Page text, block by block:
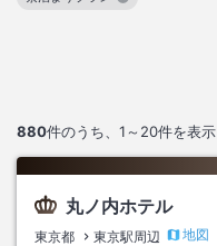
880件のうち、 1～20件を表示
この絞り込み条件を解除
丸ノ内ホテル
東京都 東京駅周辺
地図